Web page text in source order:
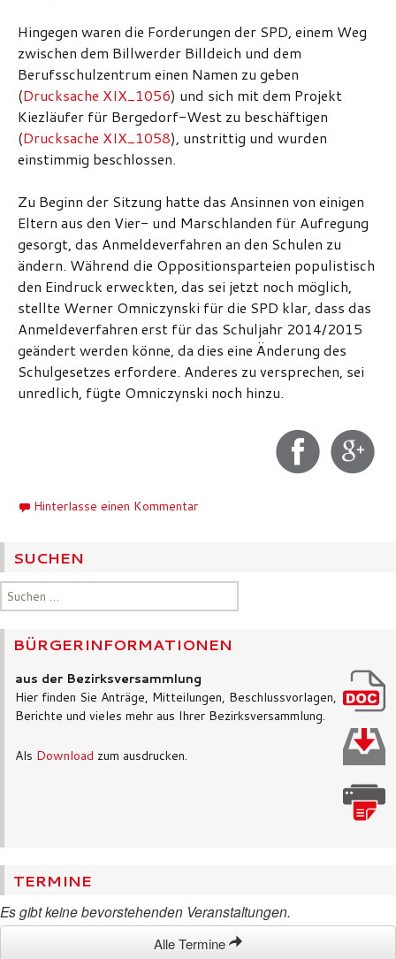
Hingegen waren die Forderungen der SPD, einem Weg
zwischen dem Billwerder Billdeich und dem
Berufsschulzentrum einen Namen zu geben
(Drucksache XIX_1056) und sich mit dem Projekt
Kiezläufer für Bergedorf-West zu beschäftigen
(Drucksache XIX_1058), unstrittig und wurden
einstimmig beschlossen.
Zu Beginn der Sitzung hatte das Ansinnen von einigen
Eltern aus den Vier- und Marschlanden für Aufregung
gesorgt, das Anmeldeverfahren an den Schulen zu
ändern. Während die Oppositionsparteien populistisch
den Eindruck erweckten, das sei jetzt noch möglich,
stellte Werner Omniczynski für die SPD klar, dass das
Anmeldeverfahren erst für das Schuljahr 2014/2015
geändert werden könne, da dies eine Änderung des
Schulgesetzes erfordere. Anderes zu versprechen, sei
unredlich, fügte Omniczynski noch hinzu.
Hinterlasse einen Kommentar
SUCHEN
Suchen
nach:
BÜRGERINFORMATIONEN
aus der Bezirksversammlung
Hier finden Sie Anträge, Mitteilungen, Beschlussvorlagen,
Berichte und vieles mehr aus Ihrer Bezirksversammlung.
Als Download zum ausdrucken.
TERMINE
Es gibt keine bevorstehenden Veranstaltungen.
Alle Termine